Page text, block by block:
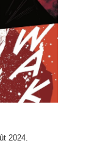
2024.